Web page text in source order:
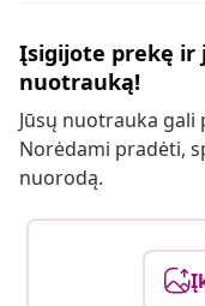
Įsigijote prekę ir
nuotrauką!
Jūsų nuotrauka
Norėdami pradėti,
nuorodą.